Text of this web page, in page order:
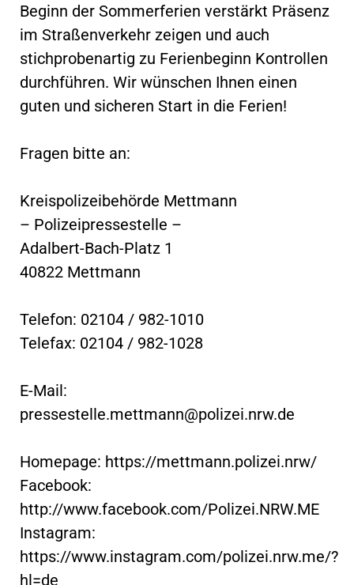
Beginn der Sommerferien verstärkt Präsenz
im Straßenverkehr zeigen und auch
stichprobenartig zu Ferienbeginn Kontrollen
durchführen. Wir wünschen Ihnen einen
guten und sicheren Start in die Ferien!
Fragen bitte an:
Kreispolizeibehörde Mettmann
– Polizeipressestelle –
Adalbert-Bach-Platz 1
40822 Mettmann
Telefon: 02104 / 982-1010
Telefax: 02104 / 982-1028
E-Mail:
pressestelle.mettmann@polizei.nrw.de
Homepage: https://mettmann.polizei.nrw/
Facebook:
http://www.facebook.com/Polizei.NRW.ME
Instagram:
https://www.instagram.com/polizei.nrw.me/?
hl=de